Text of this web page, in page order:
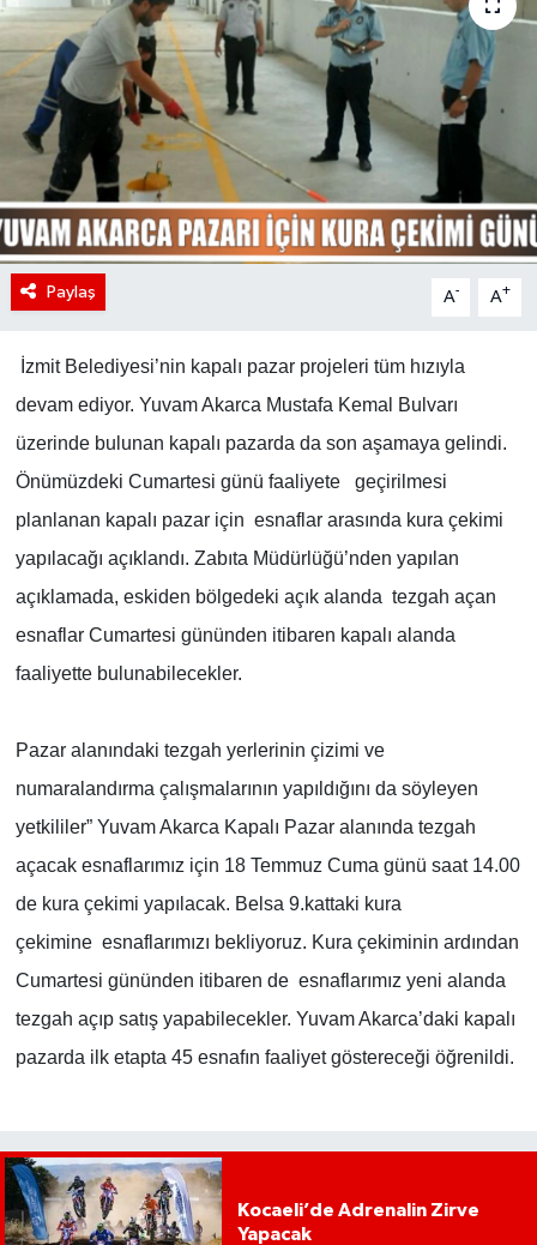
Paylaş A- A+
İzmit Belediyesi’nin kapalı pazar projeleri tüm hızıyla
devam ediyor. Yuvam Akarca Mustafa Kemal Bulvarı
üzerinde bulunan kapalı pazarda da son aşamaya gelindi.
Önümüzdeki Cumartesi günü faaliyete geçirilmesi
planlanan kapalı pazar için esnaflar arasında kura çekimi
yapılacağı açıklandı. Zabıta Müdürlüğü’nden yapılan
açıklamada, eskiden bölgedeki açık alanda tezgah açan
esnaflar Cumartesi gününden itibaren kapalı alanda
faaliyette bulunabilecekler.
Pazar alanındaki tezgah yerlerinin çizimi ve
numaralandırma çalışmalarının yapıldığını da söyleyen
yetkililer” Yuvam Akarca Kapalı Pazar alanında tezgah
açacak esnaflarımız için 18 Temmuz Cuma günü saat 14.00
de kura çekimi yapılacak. Belsa 9.kattaki kura
çekimine esnaflarımızı bekliyoruz. Kura çekiminin ardından
Cumartesi gününden itibaren de esnaflarımız yeni alanda
tezgah açıp satış yapabilecekler. Yuvam Akarca’daki kapalı
pazarda ilk etapta 45 esnafın faaliyet göstereceği öğrenildi.
Kocaeli’de Adrenalin Zirve
Yapacak